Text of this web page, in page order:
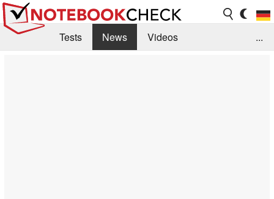
Tests News
Videos
...